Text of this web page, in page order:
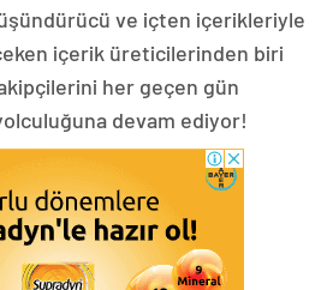
ve içten içerikleriyle
içerik üreticilerinden biri
her geçen gün
devam ediyor!